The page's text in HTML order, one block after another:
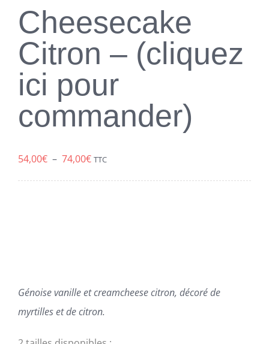
Cheesecake
Citron – (cliquez
ici pour
commander)
54,00€ – 74,00€Plage
de
TTC
Génoise vanille et creamcheese citron, décoré de
myrtilles et de citron.